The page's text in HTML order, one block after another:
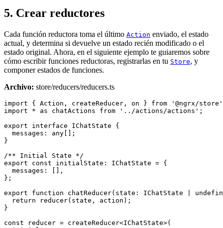
5. Crear reductores
Cada función reductora toma el último Action enviado, el estado
actual, y determina si devuelve un estado recién modificado o el
estado original. Ahora, en el siguiente ejemplo te guiaremos sobre
cómo escribir funciones reductoras, registrarlas en tu Store, y
componer estados de funciones.
Archivo: store/reducers/reducers.ts
import { Action, createReducer, on } from '@ngrx/
import * as chatActions from '../actions/actions';
export interface IChatState {
  messages: any[];
}
/** Initial State */
export const initialState: IChatState = {
  messages: [],
};
export function chatReducer(state: IChatState |
  return reducer(state, action);
}
const reducer = createReducer<IChatState>(